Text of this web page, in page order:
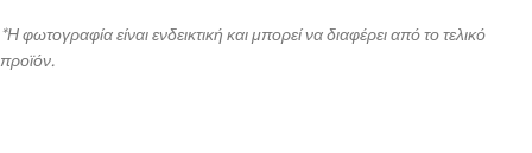
*Η φωτογραφία είναι ενδεικτική και μπορεί να διαφέρει από το τελικό
προϊόν.